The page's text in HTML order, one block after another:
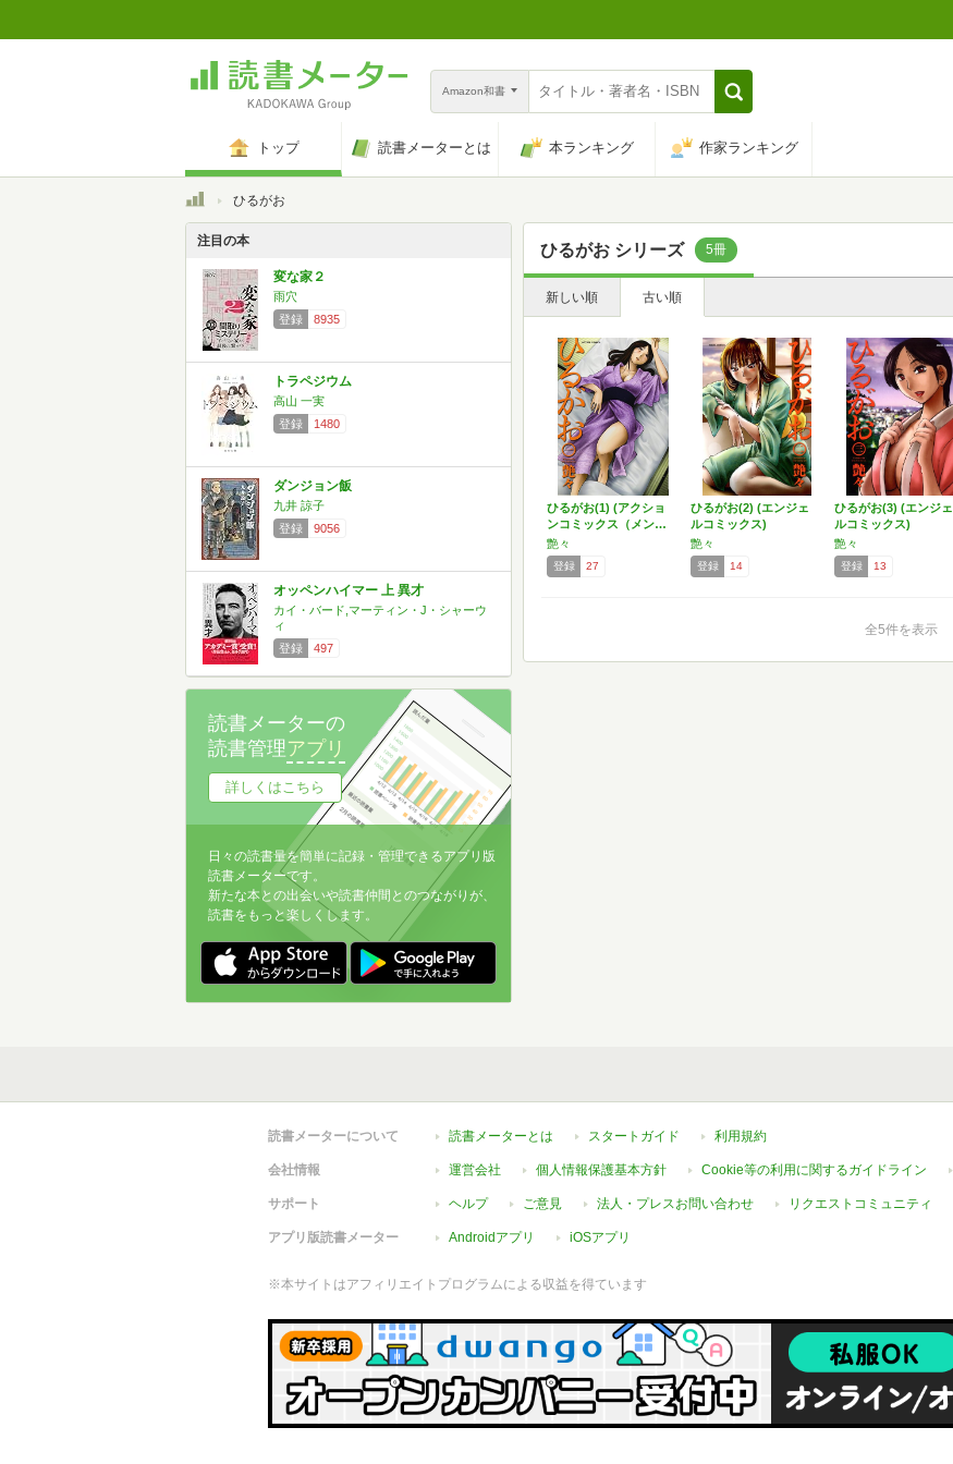
Amazon和書
トップ 読書メーターとは 本ランキング 作家ランキング
トップひるがお
ひるがお シリーズ 5冊
新しい順 古い順
ひるがお(1) (アクショ
ンコミックス（メン…
艶々
登録 27
ひるがお(2) (エンジェ
ルコミックス)
艶々
登録 14
ひるがお(3) (エンジェ
ルコミックス)
艶々
登録 13
全5件を表示
注目の本
変な家２
雨穴
登録
8935
トラペジウム
高山 一実
登録
1480
ダンジョン飯
九井 諒子
登録
9056
オッペンハイマー 上 異才
カイ・バード,マーティン・J・シャーウ
ィ
登録
497
読書メーターの
読書管理アプリ
詳しくはこちら
日々の読書量を簡単に記録・管理できるアプリ版
読書メーターです。
新たな本との出会いや読書仲間とのつながりが、
読書をもっと楽しくします。
読書メーターについて 読書メーターとは スタートガイド 利用規約
会社情報 運営会社 個人情報保護基本方針 Cookie等の利用に関するガイドライン
サポート ヘルプ ご意見 法人・プレスお問い合わせ リクエストコミュニティ
アプリ版読書メーター Androidアプリ iOSアプリ
※本サイトはアフィリエイトプログラムによる収益を得ています